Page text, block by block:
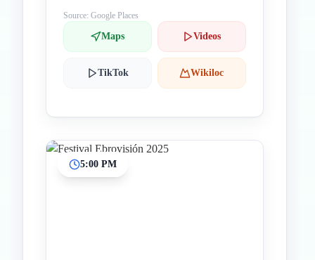
Burgos, España
Source: Google Places
Maps Videos
TikTok Wikiloc
5:00 PM